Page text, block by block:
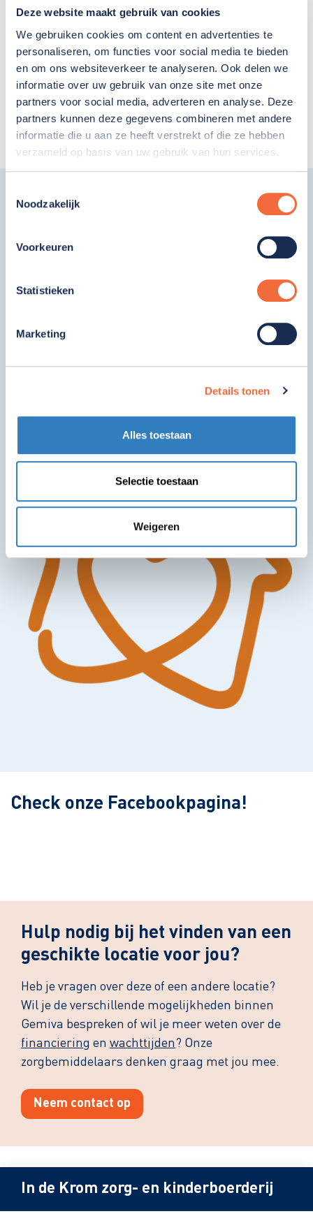
Deze website maakt gebruik van cookies
We gebruiken cookies om content en advertenties te
personaliseren, om functies voor social media te bieden
en om ons websiteverkeer te analyseren. Ook delen we
informatie over uw gebruik van onze site met onze
partners voor social media, adverteren en analyse. Deze
partners kunnen deze gegevens combineren met andere
informatie die u aan ze heeft verstrekt of die ze hebben
verzameld op basis van uw gebruik van hun services.
Noodzakelijk
Voorkeuren
Statistieken
Marketing
Details tonen
Alles toestaan
Selectie toestaan
Weigeren
het eerste aanspreekpunt voor jou en je verwanten.
dagactiviteiten aan je wensen voldoen. De
locatiemanager is verantwoordelijk voor de
dagelijkse gang van zaken en geeft leiding aan de
medewerkers. Twee begeleiders zijn er van
maandag t/m vrijdag; op zaterdag en zondag is er
één begeleider.
In de Krom, net buiten de bebouwde kom van
stichting Drost IJserman. Naast zorgboerderij is
bezoekers van dinsdag t/m zondag. De boerderij
heeft een prachtige landelijke ligging. Openbaar
vervoer en de winkels zijn op loopafstand. Het
Check onze Facebookpagina!
Hulp nodig bij het vinden van een
geschikte locatie voor jou?
Heb je vragen over deze of een andere locatie?
Wil je de verschillende mogelijkheden binnen
Gemiva bespreken of wil je meer weten over de
financiering en wachttijden ? Onze
zorgbemiddelaars denken graag met jou mee.
Neem contact op
In de Krom zorg- en kinderboerderij